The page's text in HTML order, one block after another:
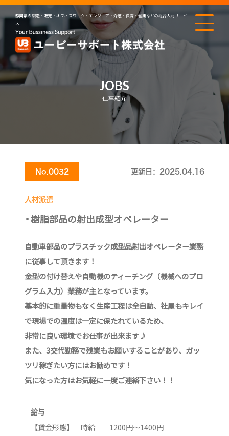
静岡県の製造・販売・オフィスワーク・エンジニア・介護・保育・営業などの総合人材サービ
ス
JOBS
仕事紹介
No.0032 更新日：2025.04.16
人材派遣
樹脂部品の射出成型オペレーター
自動車部品のプラスチック成型品射出オペレーター業務
に従事して頂きます！
金型の付け替えや自動機のティーチング（機械へのプロ
グラム入力）業務が主となっています。
基本的に重量物もなく生産工程は全自動、社屋もキレイ
で現場での温度は一定に保たれているため、
非常に良い環境でお仕事が出来ます♪
また、3交代勤務で残業もお願いすることがあり、ガッ
ツリ稼ぎたい方にはお勧めです！
気になった方はお気軽に一度ご連絡下さい！！
給与
【賃金形態】 時給 1200円～1400円